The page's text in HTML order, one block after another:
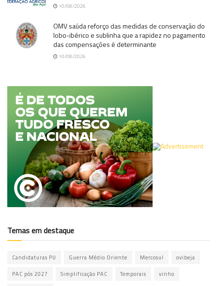
10/08/2026
OMV saúda reforço das medidas de conservação do
lobo-ibérico e sublinha que a rapidez no pagamento
das compensações é determinante
10/08/2026
Temas em destaque
Candidaturas PU Guerra Médio Oriente Mercosul ovibeja
PAC pós 2027 Simplificação PAC Temporais vinho